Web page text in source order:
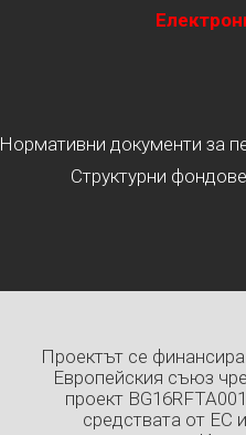
Нормативни документи за
Структурни
Проектът се
Европейския съюз
проект
средствата от ЕС